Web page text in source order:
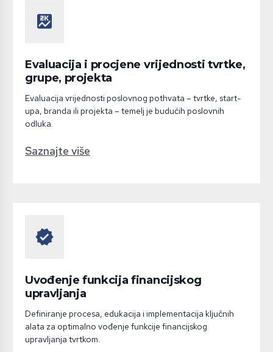
score
Evaluacija i procjene vrijednosti tvrtke,
grupe, projekta
Evaluacija vrijednosti poslovnog pothvata – tvrtke, start-
upa, branda ili projekta – temelj je budućih poslovnih
odluka.
Saznajte više
verified
Uvođenje funkcija financijskog
upravljanja
Definiranje procesa, edukacija i implementacija ključnih
alata za optimalno vođenje funkcije financijskog
upravljanja tvrtkom.